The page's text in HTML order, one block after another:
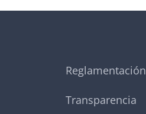
Reglamentación
Transparencia